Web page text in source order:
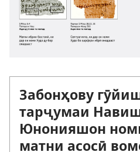
Забонҳову
тарҷумаи
Юнонияшон
матни асосӣ